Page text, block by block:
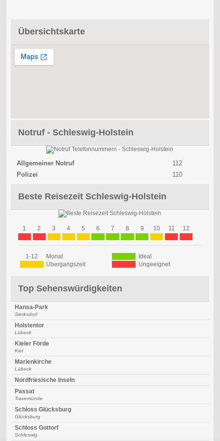
Übersichtskarte
Notruf - Schleswig-Holstein
Allgemeiner Notruf
112
Polizei
110
Beste Reisezeit Schleswig-Holstein
1 2 3 4 5 6 7 8 9 10 11 12
1-12 Monat
Ideal
Übergangszeit
Ungeeignet
Top Sehenswürdigkeiten
Hansa-Park
Sierksdorf
Holstentor
Lübeck
Kieler Förde
Kiel
Marienkirche
Lübeck
Nordfriesische Inseln
Passat
Travemünde
Schloss Glücksburg
Glücksburg
Schloss Gottorf
Schleswig